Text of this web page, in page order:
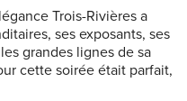
Trois-Rivières a
ses exposants, ses
grandes lignes de sa
cette soirée était parfait,